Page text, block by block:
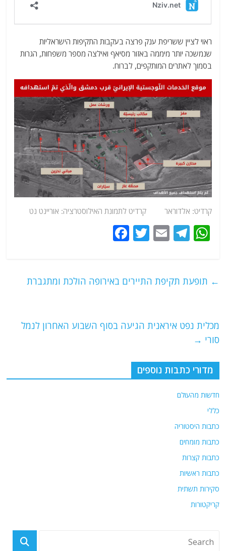
ראוי לציין ששריפת ענק פרצה בעקבות התקיפות הישראליות
שנמשכה יותר מיממה באזור מסיאף ואילצה מספר משפחות, הגרות
בסמוך לאתרים המותקפים, לברוח.
קרדיט: אלדוראר קרדיט לתמונת האילוסטרציה: אוריינט נט
W
s
p
T
g
E
l
T
er
e
o
← תופעת תקיפת התיירים באירופה הולכת ומתגברת
מכלית נפט איראנית הגיעה בסוף השבוע האחרון לנמל
סורי →
מדורי כתבות נוספים
חדשות מהעולם
כללי
כתבות היסטוריה
כתבות מומחים
כתבות קצרות
כתבות ראשיות
סקירות תשתית
קריקטורות